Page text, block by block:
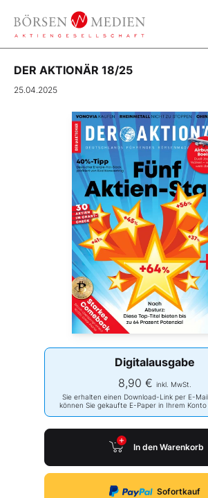
DER AKTIONÄR 18/25
25.04.2025
Digitalausgabe
8,90 € inkl. MwSt.
Sie erhalten einen Download-Link per E-
können Sie gekaufte E-Paper in Ihrem Konto
In den Warenkorb
Sofortkauf